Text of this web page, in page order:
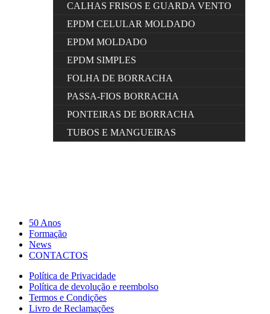
CALHAS FRISOS E GUARDA VENTO
EPDM CELULAR MOLDADO
EPDM MOLDADO
EPDM SIMPLES
FOLHA DE BORRACHA
PASSA-FIOS BORRACHA
PONTEIRAS DE BORRACHA
TUBOS E MANGUEIRAS
50 Anos
Formação
News
CONTACTOS
Política de Privacidade
Política de devolução e reembolso
Termos e Condições
Livro de Reclamações